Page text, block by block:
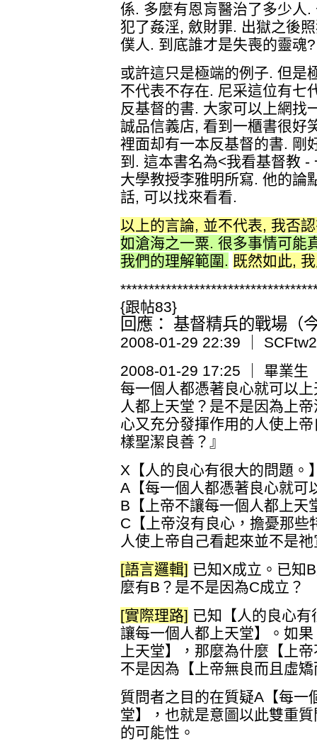
係. 多麼有恩肓醫治了多少人
犯了姦淫, 斂財罪. 出獄之後
僕人. 到底誰才是失喪的靈魂?
或許這只是極端的例子. 但是
不代表不存在. 尼采這位有七
反基督的書. 大家可以上網找
誠品信義店, 看到一櫃書很好
裡面却有一本反基督的書. 剛
到. 這本書名為<我看基督教
大學教授李雅明所寫. 他的論
話, 可以找來看看.
以上的言論, 並不代表, 我否
如滄海之一粟. 很多事情可能
我們的理解範圍. 既然如此,
{跟帖83}
回應： 基督精兵的戰場（
2008-01-29 22:39 ｜ SCFtw2
2008-01-29 17:25 ｜ 畢業生
每一個人都憑著良心就可以
人都上天堂？是不是因為上
心又充分發揮作用的人使上
樣聖潔良善？』
X【人的良心有很大的問題。
A【每一個人都憑著良心就可
B【上帝不讓每一個人都上天
C【上帝沒有良心，擔憂那些
人使上帝自己看起來並不是
[語言邏輯] 已知X成立。已知
麼有B？是不是因為C成立？
[實際理路] 已知【人的良心
讓每一個人都上天堂】。如
上天堂】，那麼為什麼【上
不是因為【上帝無良而且虛
質問者之目的在質疑A【每一
堂】，也就是意圖以此雙重
的可能性。